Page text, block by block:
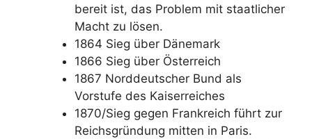
bereit ist, das Problem mit staatlicher
Macht zu lösen.
1864 Sieg über Dänemark
1866 Sieg über Österreich
1867 Norddeutscher Bund als
Vorstufe des Kaiserreiches
1870/Sieg gegen Frankreich führt zur
Reichsgründung mitten in Paris.